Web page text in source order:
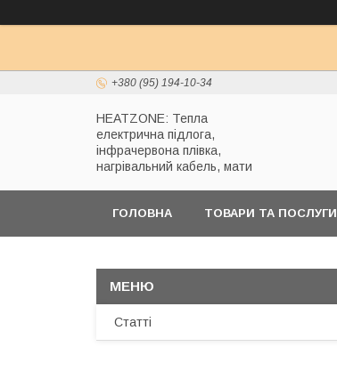
+380 (95) 194-10-34
HEATZONE: Тепла
електрична підлога,
інфрачервона плівка,
нагрівальний кабель, мати
ГОЛОВНА ТОВАРИ ТА ПОСЛУГИ
Статті